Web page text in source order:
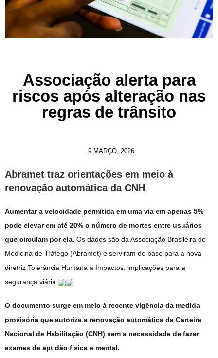
Associação alerta para
riscos após alteração nas
regras de trânsito
9 MARÇO, 2026
Abramet traz orientações em meio à
renovação automática da CNH
Aumentar a velocidade permitida em uma via em apenas 5%
pode elevar em até 20% o número de mortes entre usuários
que circulam por ela. Os dados são da Associação Brasileira de
Medicina de Tráfego (Abramet) e serviram de base para a nova
diretriz Tolerância Humana a Impactos: implicações para a
segurança viária.
O documento surge em meio à recente vigência da medida
provisória que autoriza a renovação automática da Carteira
Nacional de Habilitação (CNH) sem a necessidade de fazer
exames de aptidão física e mental.